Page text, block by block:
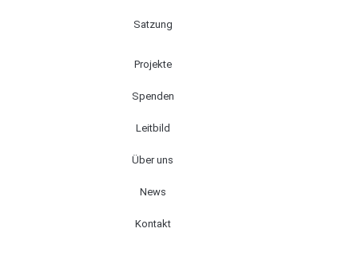
Satzung
Projekte
Spenden
Leitbild
Über uns
News
Kontakt